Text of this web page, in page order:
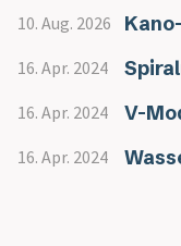
10. Aug. 2026
16. Apr. 2024
16. Apr. 2024 V-
16. Apr. 2024